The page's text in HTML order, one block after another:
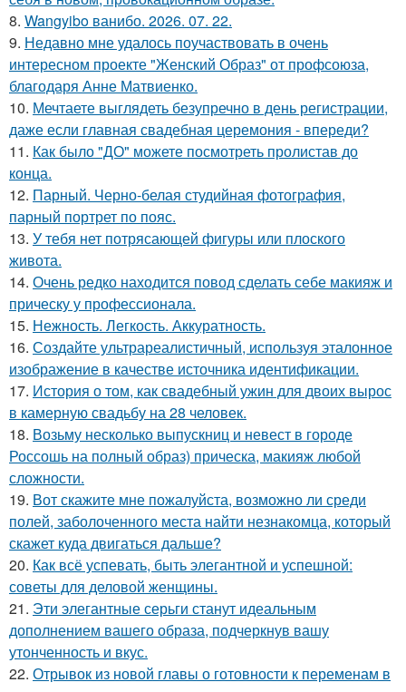
8. Wangyibo ванибо. 2026. 07. 22.
9. Недавно мне удалось поучаствовать в очень
интересном проекте "Женский Образ" от профсоюза,
благодаря Анне Матвиенко.
10. Мечтаете выглядеть безупречно в день регистрации,
даже если главная свадебная церемония - впереди?
11. Как было "ДО" можете посмотреть пролистав до
конца.
12. Парный. Черно-белая студийная фотография,
парный портрет по пояс.
13. У тебя нет потрясающей фигуры или плоского
живота.
14. Очень редко находится повод сделать себе макияж и
прическу у профессионала.
15. Нежность. Легкость. Аккуратность.
16. Создайте ультрареалистичный, используя эталонное
изображение в качестве источника идентификации.
17. История о том, как свадебный ужин для двоих вырос
в камерную свадьбу на 28 человек.
18. Возьму несколько выпускниц и невест в городе
Россошь на полный образ) прическа, макияж любой
сложности.
19. Вот скажите мне пожалуйста, возможно ли среди
полей, заболоченного места найти незнакомца, который
скажет куда двигаться дальше?
20. Как всё успевать, быть элегантной и успешной:
советы для деловой женщины.
21. Эти элегантные серьги станут идеальным
дополнением вашего образа, подчеркнув вашу
утонченность и вкус.
22. Отрывок из новой главы о готовности к переменам в